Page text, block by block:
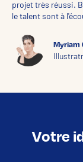
projet très réussi.
le talent sont à
Myriam
Votre